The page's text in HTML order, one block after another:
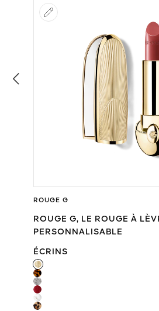
ROUGE G
ROUGE G, LE ROUGE À
PERSONNALISABLE
ÉCRINS